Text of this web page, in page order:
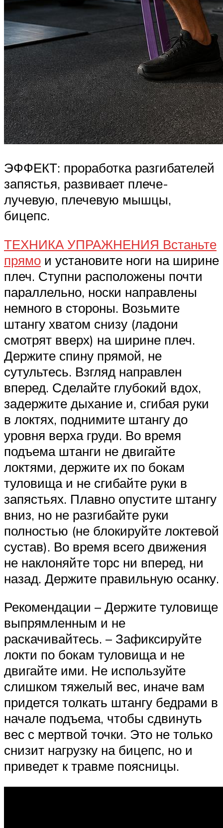
ЭФФЕКТ: проработка разгибателей
запястья, развивает плече-
лучевую, плечевую мышцы,
бицепс.
ТЕХНИКА УПРАЖНЕНИЯ Встаньте
прямо и установите ноги на ширине
плеч. Ступни расположены почти
параллельно, носки направлены
немного в стороны. Возьмите
штангу хватом снизу (ладони
смотрят вверх) на ширине плеч.
Держите спину прямой, не
сутультесь. Взгляд направлен
вперед. Сделайте глубокий вдох,
задержите дыхание и, сгибая руки
в локтях, поднимите штангу до
уровня верха груди. Во время
подъема штанги не двигайте
локтями, держите их по бокам
туловища и не сгибайте руки в
запястьях. Плавно опустите штангу
вниз, но не разгибайте руки
полностью (не блокируйте локтевой
сустав). Во время всего движения
не наклоняйте торс ни вперед, ни
назад. Держите правильную осанку.
Рекомендации – Держите туловище
выпрямленным и не
раскачивайтесь. – Зафиксируйте
локти по бокам туловища и не
двигайте ими. Не используйте
слишком тяжелый вес, иначе вам
придется толкать штангу бедрами в
начале подъема, чтобы сдвинуть
вес с мертвой точки. Это не только
снизит нагрузку на бицепс, но и
приведет к травме поясницы.